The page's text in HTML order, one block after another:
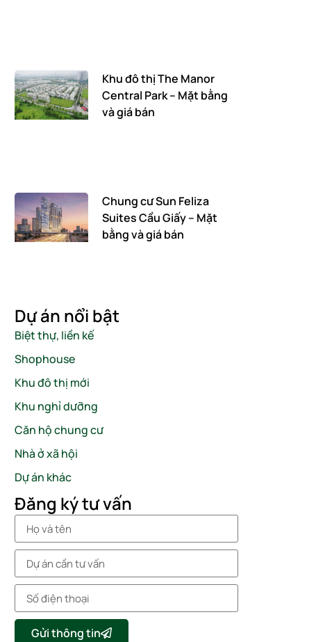
Khu đô thị The Manor
Central Park – Mặt bằng
và giá bán
Chung cư Sun Feliza
Suites Cầu Giấy – Mặt
bằng và giá bán
Dự án nổi bật
Biệt thự, liền kế
Shophouse
Khu đô thị mới
Khu nghỉ dưỡng
Căn hộ chung cư
Nhà ở xã hội
Dự án khác
Đăng ký tư vấn
Gửi thông tin